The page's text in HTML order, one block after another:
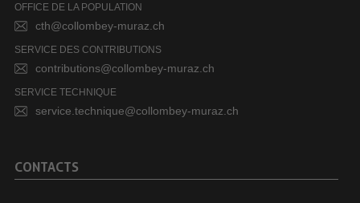
OFFICE DE LA POPULATION
cth@collombey-muraz.ch
SERVICE DES CONTRIBUTIONS
contributions@collombey-muraz.ch
SERVICE TECHNIQUE
service.technique@collombey-muraz.ch
CONTACTS